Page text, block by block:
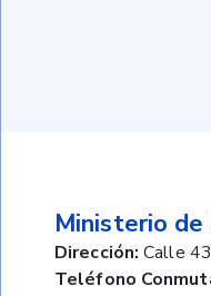
Ministerio de
Dirección: Calle
Teléfono